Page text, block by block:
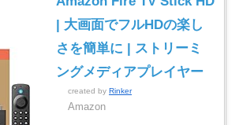
| 大画面でフルHDの楽し
さを簡単に | ストリーミ
ングメディアプレイヤー
created by Rinker
Amazon